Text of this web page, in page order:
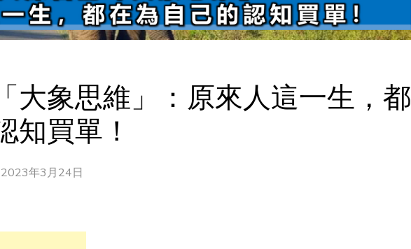
大象思維」：原來人這一生，都
知買單！
2023年3月24日